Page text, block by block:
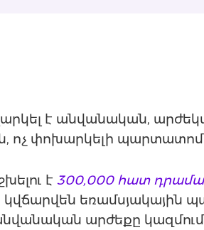
է անվանական,
ոչ փոխարկելի
է 300,000 հատ
եռամսյակային
արժեքը կազմում